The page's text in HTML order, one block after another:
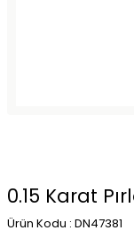
0.15 Karat
Ürün Kodu : DN47381